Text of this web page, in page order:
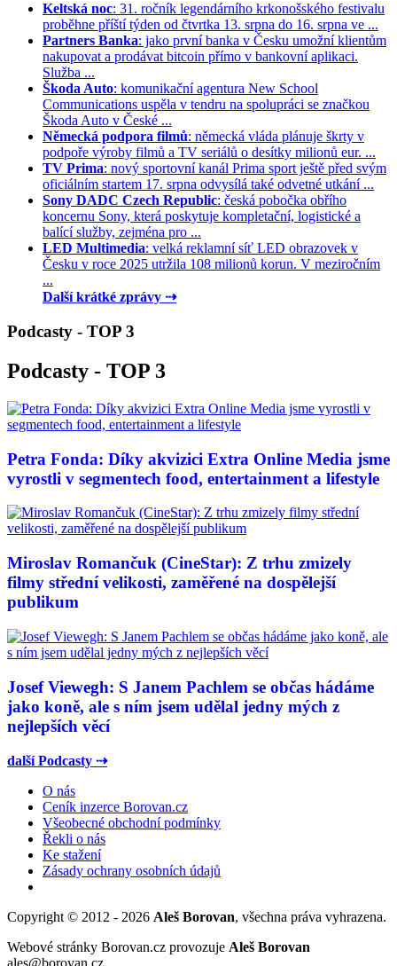
Keltská noc: 31. ročník legendárního krkonošského festivalu
proběhne příští týden od čtvrtka 13. srpna do 16. srpna ve ...
Partners Banka: jako první banka v Česku umožní klientům
nakupovat a prodávat bitcoin přímo v bankovní aplikaci.
Služba ...
Škoda Auto: komunikační agentura New School
Communications uspěla v tendru na spolupráci se značkou
Škoda Auto v České ...
Německá podpora filmů: německá vláda plánuje škrty v
podpoře výroby filmů a TV seriálů o desítky milionů eur. ...
TV Prima: nový sportovní kanál Prima sport ještě před svým
oficiálním startem 17. srpna odvysílá také odvetné utkání ...
Sony DADC Czech Republic: česká pobočka obřího
koncernu Sony, která poskytuje kompletační, logistické a
balící služby, zejména pro ...
LED Multimedia: velká reklamní síť LED obrazovek v
Česku v roce 2025 utržila 108 milionů korun. V meziročním
...
Další krátké zprávy ⇢
Podcasty - TOP 3
Podcasty - TOP 3
Petra Fonda: Díky akvizici Extra Online Media jsme
vyrostli v segmentech food, entertainment a lifestyle
Miroslav Romančuk (CineStar): Z trhu zmizely
filmy střední velikosti, zaměřené na dospělejší
publikum
Josef Viewegh: S Janem Pachlem se občas hádáme
jako koně, ale s ním jsem udělal jedny mých z
nejlepších věcí
další Podcasty ⇢
O nás
Ceník inzerce Borovan.cz
Všeobecné obchodní podmínky
Řekli o nás
Ke stažení
Zásady ochrany osobních údajů
Copyright © 2012 - 2026 Aleš Borovan, všechna práva vyhrazena.
Webové stránky Borovan.cz provozuje Aleš Borovan